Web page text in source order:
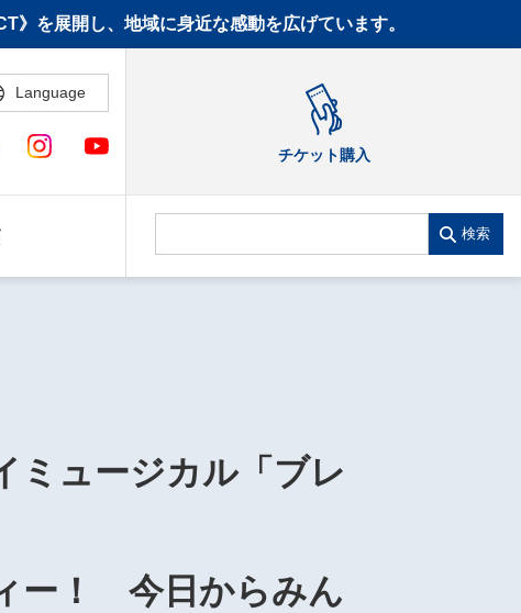
を展開し、地域に身近な感動を広げています。
Language
チケット購入
検索
ミュージカル「ブレ
ー！ 今日からみん